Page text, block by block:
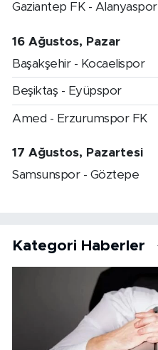
Gaziantep FK - Alanyaspor
16 Ağustos, Pazar
Başakşehir - Kocaelispor
Beşiktaş - Eyüpspor
Amed - Erzurumspor FK
17 Ağustos, Pazartesi
Samsunspor - Göztepe
Kategori Haberler